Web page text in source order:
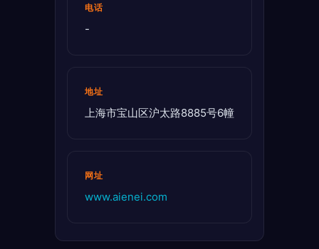
电话
-
地址
上海市宝山区沪太路8885号6幢
网址
www.aienei.com